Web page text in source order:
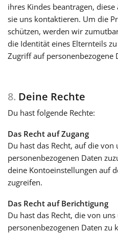
ihres Kindes beantragen,
sie uns kontaktieren. Um die
schützen, werden wir
die Identität eines Elternteils
Zugriff auf personenbezogene
8. Deine Rechte
Du hast folgende Rechte:
Das Recht auf Zugang
Du hast das Recht, auf die
personenbezogenen Daten
deine Kontoeinstellungen auf
zugreifen.
Das Recht auf Berichtigung
Du hast das Recht, die von
personenbezogenen Daten zu